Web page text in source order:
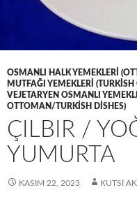
OSMANLI HALK YEMEKLERI
MUTFAĞI YEMEKLERI (TURKISH
VEJETARYEN OSMANLI
OTTOMAN/TURKISH DISHES)
ÇILBIR /
YUMURTA
KASIM 22, 2023 KUTSI